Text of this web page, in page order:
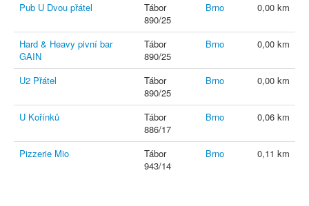
Pub U Dvou přátel
Tábor
890/25
Brno 0,00 km
Hard & Heavy pivní bar
GAIN
Tábor
890/25
Brno 0,00 km
U2 Přátel
Tábor
890/25
Brno 0,00 km
U Kořínků
Tábor
886/17
Brno 0,06 km
Pizzerie Mio
Tábor
943/14
Brno 0,11 km